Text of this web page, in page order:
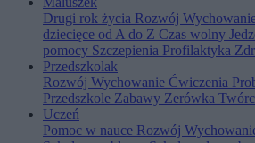
Drugi rok życia Rozwój
dziecięce od A do Z Czas wolny
pomocy Szczepienia Profilaktyka
Przedszkolak
Rozwój Wychowanie Ćwiczenia
Przedszkole Zabawy Zerówka
Uczeń
Pomoc w nauce Rozwój